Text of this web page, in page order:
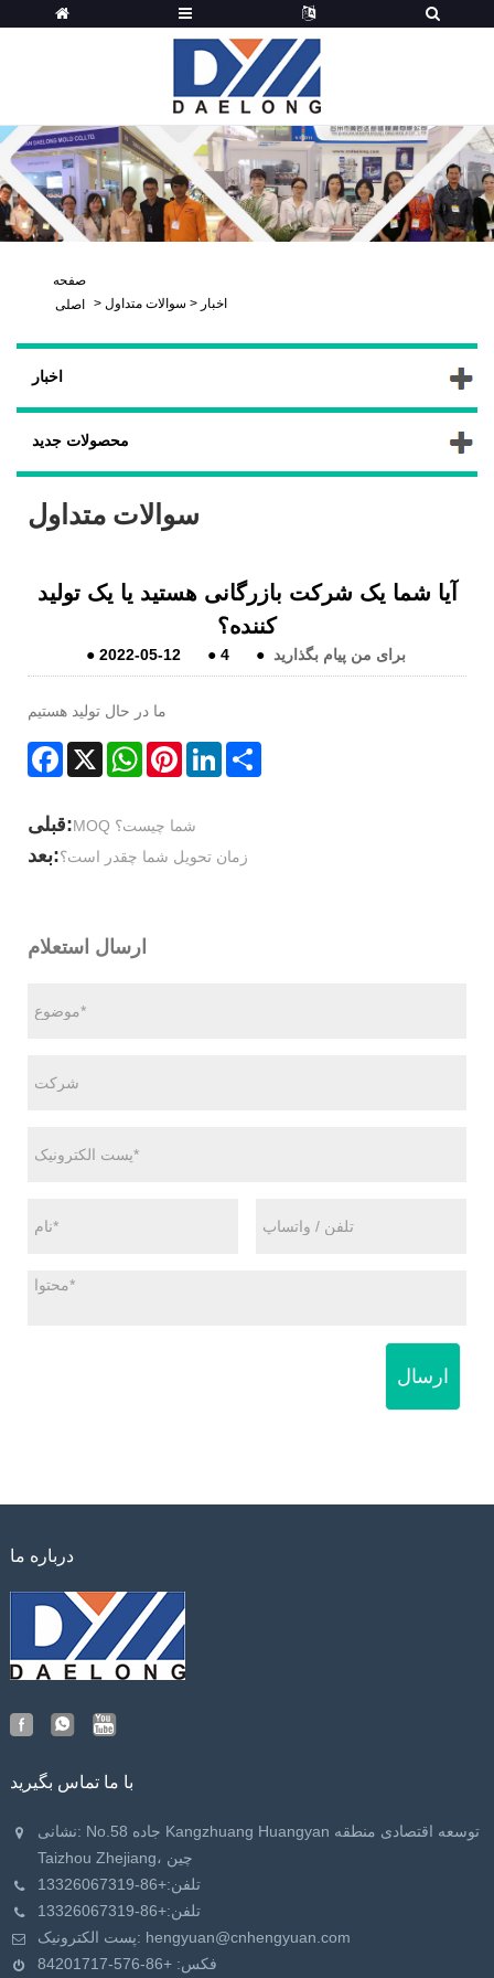
صفحه
اصلی
> اخبار > سوالات متداول
اخبار
محصولات جدید
سوالات متداول
آیا شما یک شرکت بازرگانی هستید یا یک تولید
کننده؟
●2022-05-12 ●4 ● برای من پیام بگذارید
ما در حال تولید هستیم
Facebook
X WhatsAppPinterestLinkedIn
قبلی: MOQ شما چیست؟
بعد:زمان تحویل شما چقدر است؟
ارسال استعلام
ارسال
درباره ما
با ما تماس بگیرید
نشانی: No.58 جاده Kangzhuang Huangyan توسعه اقتصادی منطقه
Taizhou Zhejiang، چین
تلفن:+86-13326067319
تلفن:+86-13326067319
پست الکترونیک: hengyuan@cnhengyuan.com
فکس: +86-576-84201717